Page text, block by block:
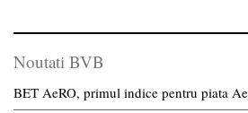
Noutati BVB
BET AeRO, primul indice pentru piata